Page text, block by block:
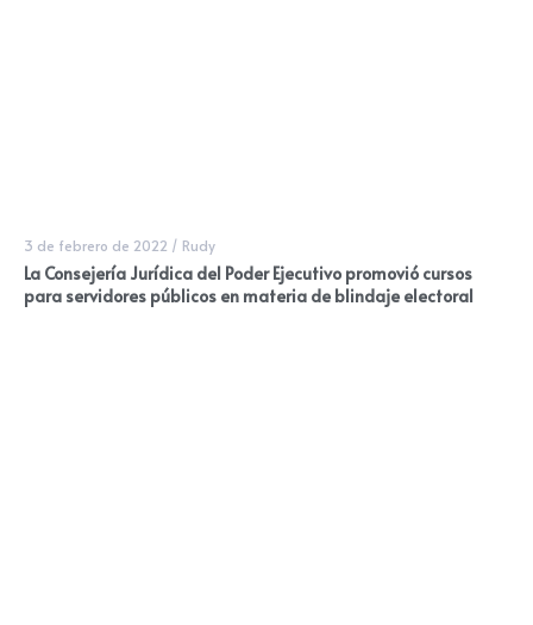
3 de febrero de 2022 / Rudy
La Consejería Jurídica del Poder Ejecutivo promovió cursos
para servidores públicos en materia de blindaje electoral